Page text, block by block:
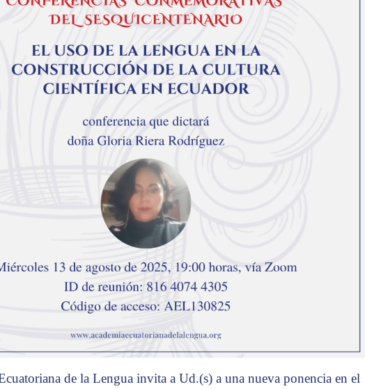
de la Lengua invita a Ud.(s) a una nueva ponencia en el